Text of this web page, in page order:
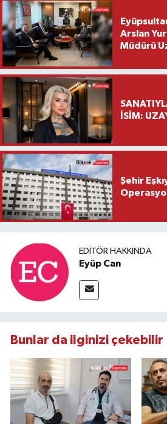
Arslan
Müdürü
Ziyareti
İSİM:
Şehir
EDITÖR HAKKINDA
Eyüp Can
Bunlar da ilginizi çekebilir